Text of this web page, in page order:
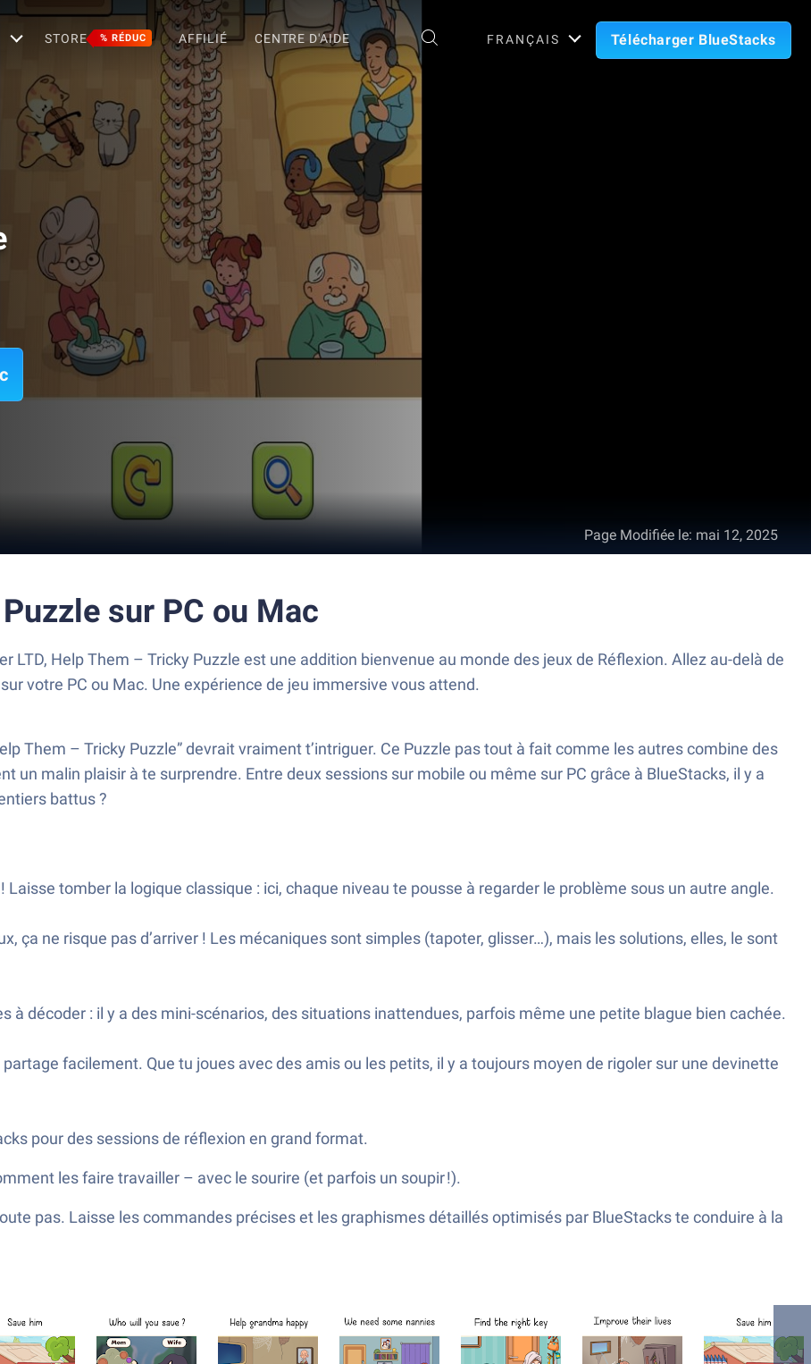
STORE % RÉDUC AFFILIÉ CENTRE D'AIDE FRANÇAIS Télécharger BlueStacks
Page Modifiée le: mai 12, 2025
sur PC ou Mac
LTD, Help Them – Tricky Puzzle est une addition bienvenue au monde des jeux de Réflexion. Allez au-delà de
votre PC ou Mac. Une expérience de jeu immersive vous attend.
Them – Tricky Puzzle” devrait vraiment t’intriguer. Ce Puzzle pas tout à fait comme les autres combine des
un malin plaisir à te surprendre. Entre deux sessions sur mobile ou même sur PC grâce à BlueStacks, il y a
battus ?
tomber la logique classique : ici, chaque niveau te pousse à regarder le problème sous un autre angle.
ça ne risque pas d’arriver ! Les mécaniques sont simples (tapoter, glisser…), mais les solutions, elles, le sont
à décoder : il y a des mini-scénarios, des situations inattendues, parfois même une petite blague bien cachée.
facilement. Que tu joues avec des amis ou les petits, il y a toujours moyen de rigoler sur une devinette
pour des sessions de réflexion en grand format.
les faire travailler – avec le sourire (et parfois un soupir !).
pas. Laisse les commandes précises et les graphismes détaillés optimisés par BlueStacks te conduire à la